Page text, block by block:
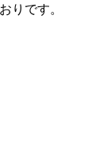
りです。